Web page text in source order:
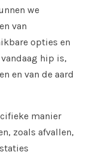
we
van
opties en
hip is,
en van de aard
manier
zoals afvallen,